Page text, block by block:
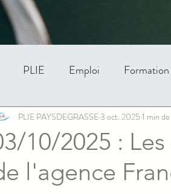
PLIE Emploi Formation
10/2025 :
l'agence
PLIE PAYSDEGRASSE 3 oct. 2025 1 min